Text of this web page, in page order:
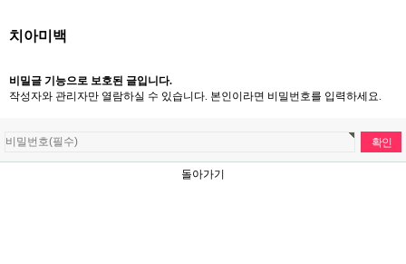
치아미백
비밀글 기능으로 보호된 글입니다.
작성자와 관리자만 열람하실 수 있습니다. 본인이라면 비밀번호를 입력하세요.
돌아가기